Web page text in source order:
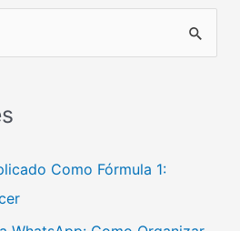
Como Fórmula 1: